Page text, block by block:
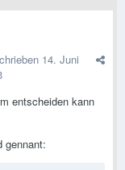
14. Juni
entscheiden kann
gennant: